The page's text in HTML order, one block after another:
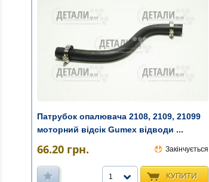
Патрубок опалювача 2108, 2109, 21099
моторний відсік Gumex відводи ...
66.20 грн. Закінчується
КУПИТИ
1